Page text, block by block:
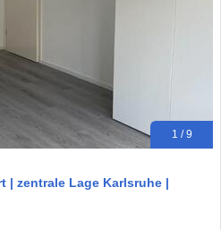
1 / 9
| zentrale Lage Karlsruhe |